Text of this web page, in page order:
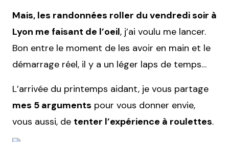
Mais, les randonnées roller du vendredi soir à
Lyon me faisant de l’oeil, j’ai voulu me lancer.
Bon entre le moment de les avoir en main et le
démarrage réel, il y a un léger laps de temps…
L’arrivée du printemps aidant, je vous partage
mes 5 arguments pour vous donner envie,
vous aussi, de tenter l’expérience à roulettes.